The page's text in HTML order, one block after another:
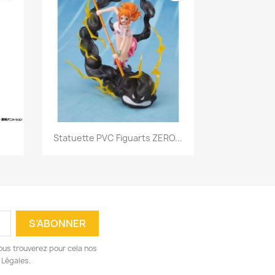
Aperçu rapide
Statuette PVC Figuarts ZERO...
trouverez pour cela nos